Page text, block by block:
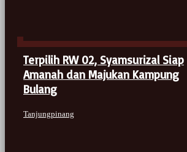
Terpilih RW 02, Syamsurizal Siap
Amanah dan Majukan Kampung
Bulang
Tanjungpinang